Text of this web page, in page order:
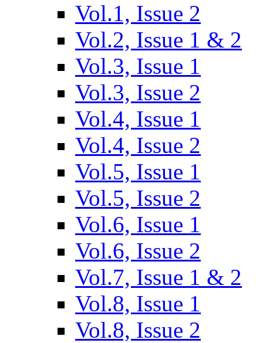
Vol.1, Issue 2
Vol.2, Issue 1 & 2
Vol.3, Issue 1
Vol.3, Issue 2
Vol.4, Issue 1
Vol.4, Issue 2
Vol.5, Issue 1
Vol.5, Issue 2
Vol.6, Issue 1
Vol.6, Issue 2
Vol.7, Issue 1 & 2
Vol.8, Issue 1
Vol.8, Issue 2